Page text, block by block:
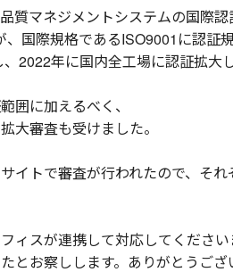
質マネジメントシステムの国際認
国際規格であるISO9001に認証
2022年に国内全工場に認証拡大
囲に加えるべく、
大審査も受けました。
イトで審査が行われたので、それ
ィスが連携して対応してください
とお察しします。ありがとうござ